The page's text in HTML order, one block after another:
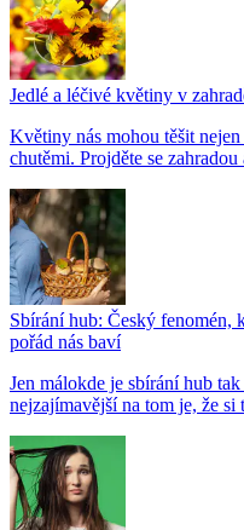
Jedlé a léčivé květiny v
Květiny nás mohou těšit
chutěmi. Projděte se zahradou
Sbírání hub: Český fenomén,
pořád nás baví
Jen málokde je sbírání hub
nejzajímavější na tom je, že si